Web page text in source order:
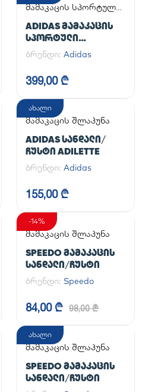
მამაკაცის სპორტული
ADIDAS ᲛᲐᲛᲐᲙᲐᲪᲘᲡ
ᲡᲞᲝᲠᲢᲣᲚᲘ
ᲤᲔᲮᲡᲐᲪᲛᲔᲚᲘ
HANDBALL SPEZIAL
ბრენდი: Adidas
399,00 ₾
ახალი
მამაკაცის შლაპუნა
ADIDAS ᲡᲐᲜᲓᲐᲚᲘ/
ᲩᲣᲡᲢᲘ ADILETTE
ბრენდი: Adidas
155,00 ₾
-14%
მამაკაცის შლაპუნა
SPEEDO ᲛᲐᲛᲐᲙᲐᲪᲘᲡ
ᲡᲐᲜᲓᲐᲚᲘ/ᲩᲣᲡᲢᲘ
ბრენდი: Speedo
84,00 ₾ 98,00 ₾
ახალი
მამაკაცის შლაპუნა
SPEEDO ᲛᲐᲛᲐᲙᲐᲪᲘᲡ
ᲡᲐᲜᲓᲐᲚᲘ/ᲩᲣᲡᲢᲘ